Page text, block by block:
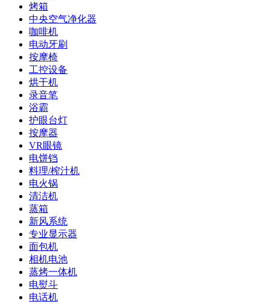
烤箱
中央空气净化器
咖啡机
电动牙刷
按摩椅
工控设备
烘干机
录音笔
浴霸
护眼台灯
按摩器
VR眼镜
电饼铛
料理/榨汁机
电火锅
清洁机
蒸箱
新风系统
专业显示器
面包机
相机电池
蒸烤一体机
电熨斗
电话机